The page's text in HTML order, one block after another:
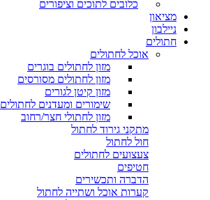
כלובים לתוכים וציפורים
מציאון
ניילבון
חתולים
אוכל לחתולים
מזון לחתולים בוגרים
מזון לחתולים מסורסים
מזון קיטן לגורים
שימורים ומעדנים לחתולים
מזון לחתולי חצר/רחוב
מתקני גירוד לחתול
חול לחתול
צעצועים לחתולים
חטיפים
הדברה ותכשירים
קערות אוכל ושתייה לחתול